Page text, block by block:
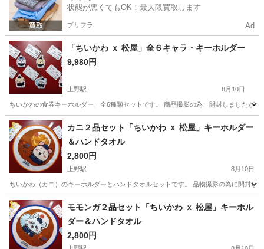
状態が悪くてもOK！最大限買取します
プリフラ Ad
「ちいかわ ｘ 松屋」全６キャラ・キーホルダー
9,980円
上野駅 8月10日
ちいかわの食券キーホルダー、全6種類セットです。 商品撮影の為、開封しましたが
東京 台東区 上野駅 その他 ちい
カニ２品セット「ちいかわ ｘ 松屋」キーホルダー
＆ハンドタオル
2,800円
上野駅 8月10日
ちいかわ（カニ）のキーホルダーとハンドタオルセットです。 品物撮影の為に開封
東京 台東区 その他 ハンドタオル
モモンガ２品セット「ちいかわ ｘ 松屋」キーホル
ダー＆ハンドタオル
2,800円